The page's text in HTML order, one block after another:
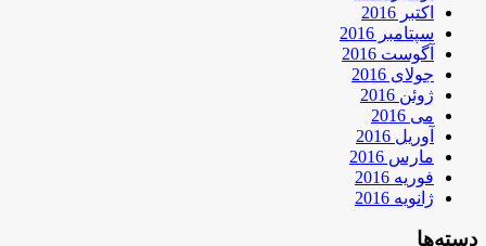
اکتبر 2016
سپتامبر 2016
آگوست 2016
جولای 2016
ژوئن 2016
می 2016
آوریل 2016
مارس 2016
فوریه 2016
ژانویه 2016
دسته‌ها